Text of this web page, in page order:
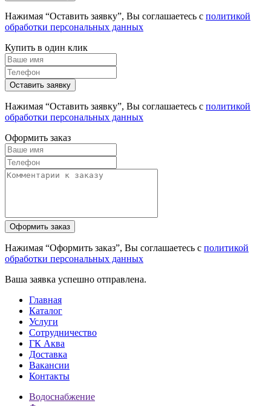
Нажимая “Оставить заявку”, Вы соглашаетесь с политикой
обработки персональных данных
Купить в один клик
Нажимая “Оставить заявку”, Вы соглашаетесь с политикой
обработки персональных данных
Оформить заказ
Нажимая “Оформить заказ”, Вы соглашаетесь с политикой
обработки персональных данных
Ваша заявка успешно отправлена.
Главная
Каталог
Услуги
Сотрудничество
ГК Аква
Доставка
Вакансии
Контакты
Водоснабжение